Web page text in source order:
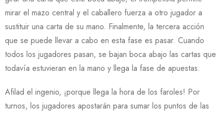
mirar el mazo central y el caballero fuerza a otro jugador a
sustituir una carta de su mano. Finalmente, la tercera acción
que se puede llevar a cabo en esta fase es pasar. Cuando
todos los jugadores pasan, se bajan boca abajo las cartas que
todavía estuvieran en la mano y llega la fase de apuestas.
Afilad el ingenio, ¡porque llega la hora de los faroles! Por
turnos, los jugadores apostarán para sumar los puntos de las